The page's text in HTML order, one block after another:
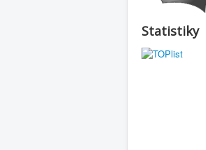
Statistiky